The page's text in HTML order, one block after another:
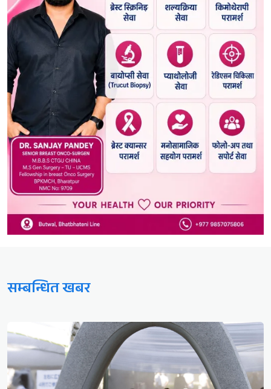
सम्बन्धित खबर